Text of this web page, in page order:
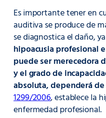
Es importante tener en
auditiva se produce de
se diagnostica el daño,
hipoacusia profesional
puede ser merecedora
y el grado de
absoluta, dependerá de
1299/2006, establece la
enfermedad profesional.